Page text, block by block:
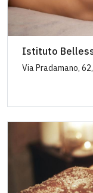
Istituto
Via Pradamano,